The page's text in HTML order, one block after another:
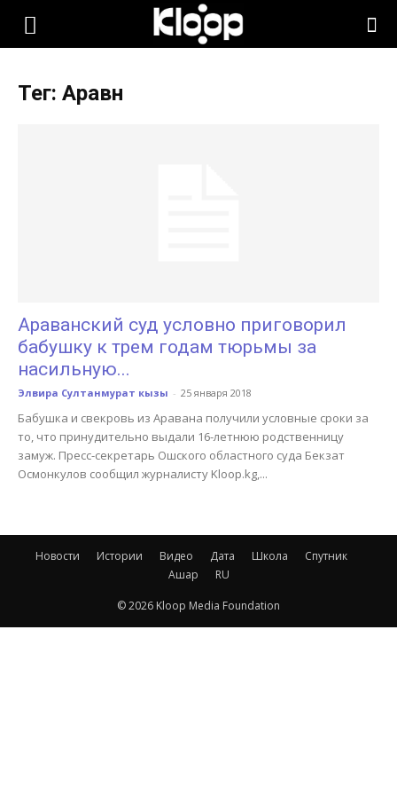
KLOOP.KG
Тег: Аравн
Араванский суд условно приговорил
бабушку к трем годам тюрьмы за
насильную...
Элвира Султанмурат кызы - 25 января 2018
Бабушка и свекровь из Аравана получили условные сроки за
то, что принудительно выдали 16-летнюю родственницу
замуж. Пресс-секретарь Ошского областного суда Бекзат
Осмонкулов сообщил журналисту Kloop.kg,...
Новости Истории Видео Дата Школа
Спутник
Ашар
RU
© 2026 Kloop Media Foundation